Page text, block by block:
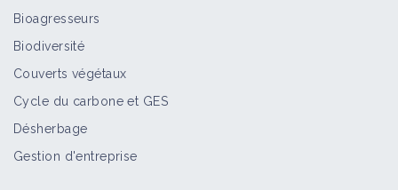
Bioagresseurs
Biodiversité
Couverts végétaux
Cycle du carbone et GES
Désherbage
Gestion d'entreprise